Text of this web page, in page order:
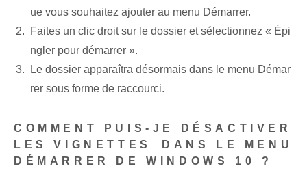
ue vous souhaitez ajouter au menu Démarrer.
Faites un clic droit sur le dossier et sélectionnez « Épi
ngler pour démarrer ».
Le dossier apparaîtra désormais dans le menu Démar
rer sous forme de raccourci.
COMMENT PUIS-JE DÉSACTIVER
LES VIGNETTES⁢ DANS LE MENU
DÉMARRER DE WINDOWS 10 ?